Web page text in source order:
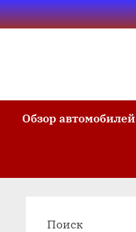
Обзор автомобилей
Поиск